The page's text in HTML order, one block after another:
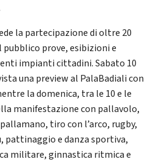
la partecipazione di oltre 20
prove, esibizioni e
impianti cittadini. Sabato 10
una preview al PalaBadiali con
la domenica, tra le 10 e le
manifestazione con pallavolo,
tiro con l’arco, rugby,
pattinaggio e danza sportiva,
militare, ginnastica ritmica e